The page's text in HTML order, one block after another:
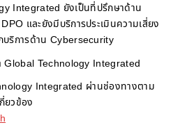
Integrated ยังเป็นที่ปรึกษาด้าน
และยังมีบริการประเมินความเสี่ยง
ริการด้าน Cybersecurity
Technology Integrated
Integrated ผ่านช่องทางตาม
ยวข้อง